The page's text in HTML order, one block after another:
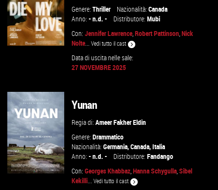
VAI ALLA SCHEDA
Genere:Thriller Nazionalità:Canada
Anno:- n.d. - Distributore:Mubi
Con:Jennifer Lawrence,Robert Pattinson,Nick
Nolte...Vedi tutto il cast
Data di uscita nelle sale:
27 NOVEMBRE 2025
Yunan
Regia di:Ameer Fakher Eldin
Genere:Drammatico
Nazionalità:Germania,Canada,Italia
Anno:- n.d. - Distributore:Fandango
Con:Georges Khabbaz,Hanna Schygulla,Sibel
Kekilli...Vedi tutto il cast